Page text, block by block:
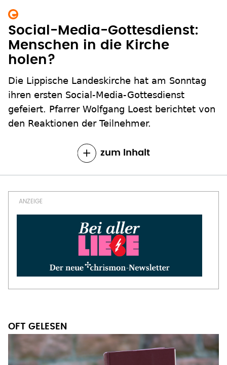
Social-Media-Gottesdienst:
Menschen in die Kirche
holen?
Die Lippische Landeskirche hat am Sonntag
ihren ersten Social-Media-Gottesdienst
gefeiert. Pfarrer Wolfgang Loest berichtet von
den Reaktionen der Teilnehmer.
zum Inhalt
OFT GELESEN